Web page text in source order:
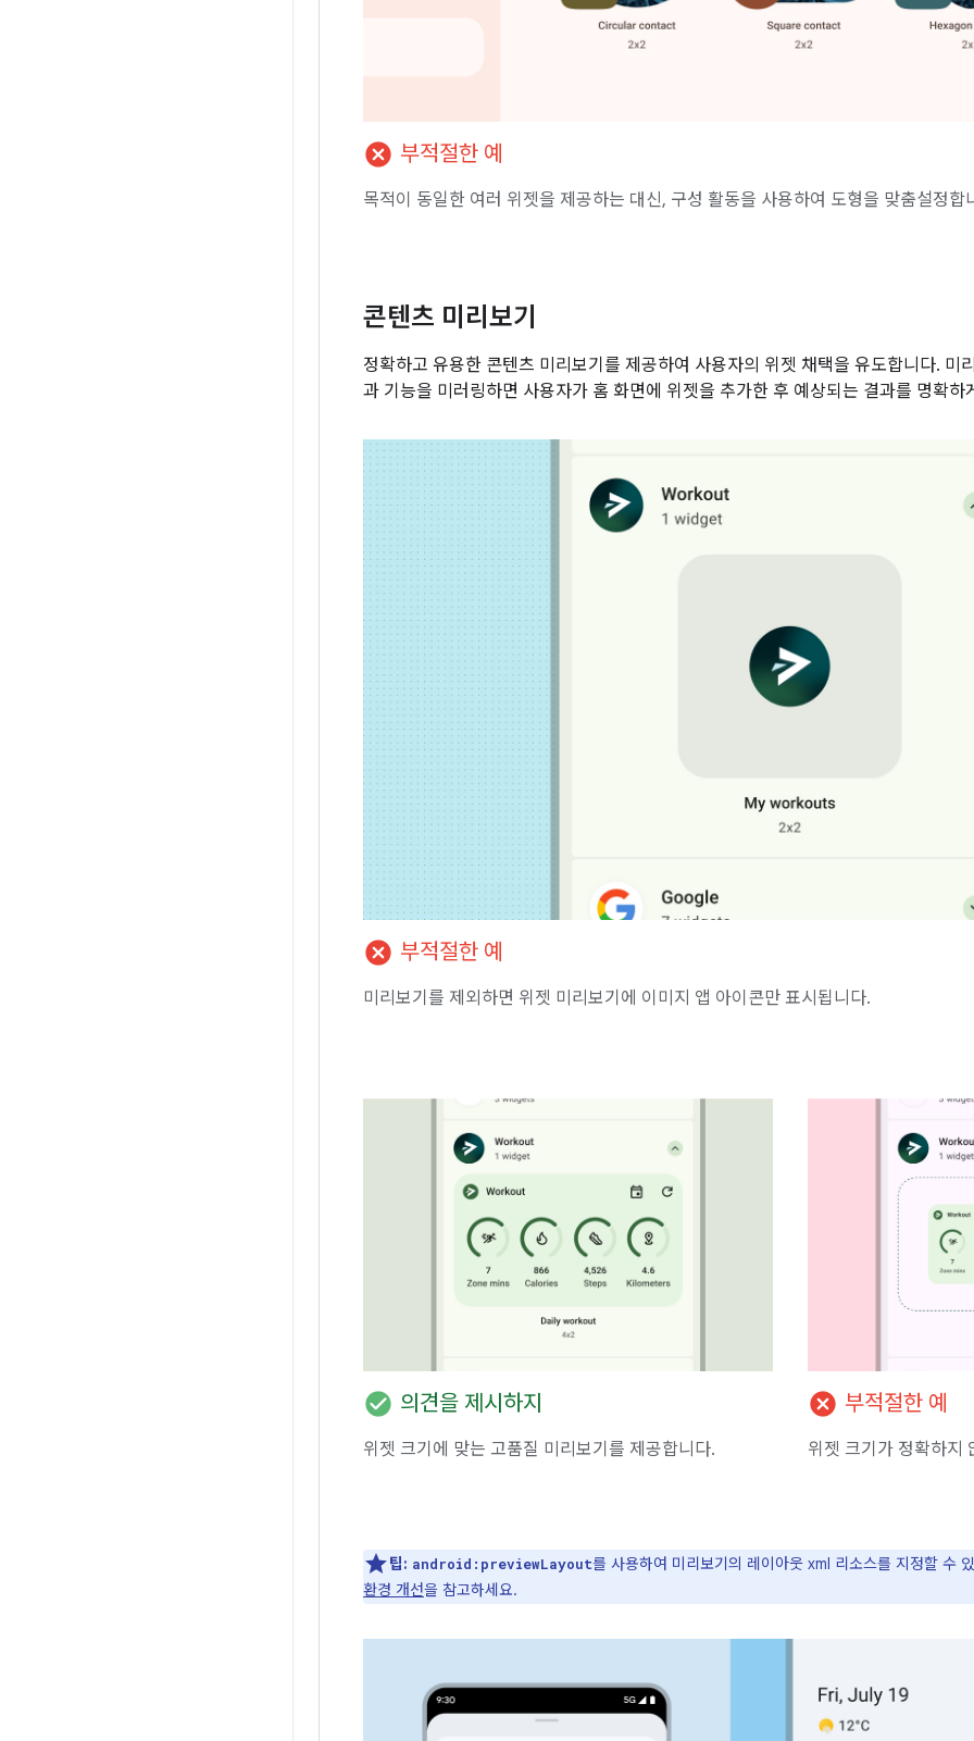
cancel 부적절한 예
목적이 동일한 여러 위젯을 제공하는 대신, 구성 활동을 사용하여 도형을 맞춤설정합
콘텐츠 미리보기
정확하고 유용한 콘텐츠 미리보기를 제공하여 사용자의 위젯 채택을 유도합니다. 미
과 기능을 미러링하면 사용자가 홈 화면에 위젯을 추가한 후 예상되는 결과를 명확하
cancel 부적절한 예
미리보기를 제외하면 위젯 미리보기에 이미지 앱 아이콘만 표시됩니다.
check_circle 의견을 제시하지
위젯 크기에 맞는 고품질 미리보기를 제공합니다.
cancel 부적절한 예
위젯 크기가 정확하지
팁: android:previewLayout를 사용하여 미리보기의 레이아웃 xml 리소스를 지정할 수
환경 개선을 참고하세요.